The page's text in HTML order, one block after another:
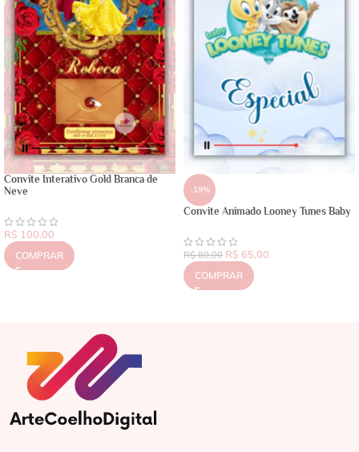
Convite Interativo Gold Branca de
Neve
R$ 100,00
COMPRAR
-19%
Convite Animado Looney Tunes Baby
R$80,00 R$ 65,00
COMPRAR